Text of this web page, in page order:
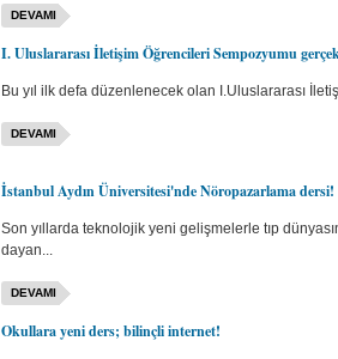
DEVAMI
I. Uluslararası İletişim Öğrencileri Sempozyumu
Bu yıl ilk defa düzenlenecek olan I.Uluslararası
DEVAMI
İstanbul Aydın Üniversitesi'nde Nöropazarlama dersi!
Son yıllarda teknolojik yeni gelişmelerle tıp
dayan...
DEVAMI
Okullara yeni ders; bilinçli internet!